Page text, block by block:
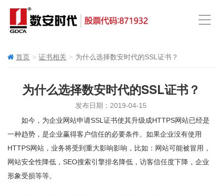
首页 证书相关 为什么选择数安时代的SSL证书？
为什么选择数安时代的SSL证书？
发布日期：2019-04-15
如今，为企业网站申请SSL证书使其升级成HTTPS网站已经是
一种趋势，是企业赢得客户信任的必要条件。如果企业没有使用
HTTPS网站，业务将受到重大影响影响，比如：网站可能被冒用，
网站安全性降低，SEO搜索引擎排名降低，访客信任度下降，企业
形象受损等等。